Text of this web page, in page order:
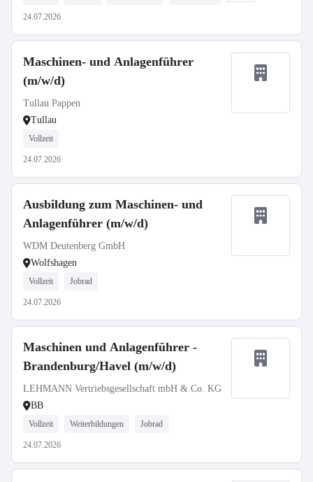
24.07.2026
Maschinen- und Anlagenführer
(m/w/d)
Tullau Pappen
Tullau
Vollzeit
24.07.2026
Ausbildung zum Maschinen- und
Anlagenführer (m/w/d)
WDM Deutenberg GmbH
Wolfshagen
Vollzeit Jobrad
24.07.2026
Maschinen und Anlagenführer -
Brandenburg/Havel (m/w/d)
LEHMANN Vertriebsgesellschaft mbH & Co. KG
BB
Vollzeit Weiterbildungen Jobrad
24.07.2026